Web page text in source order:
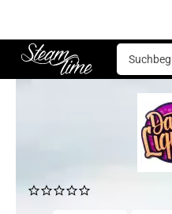
Steam time
Liquids